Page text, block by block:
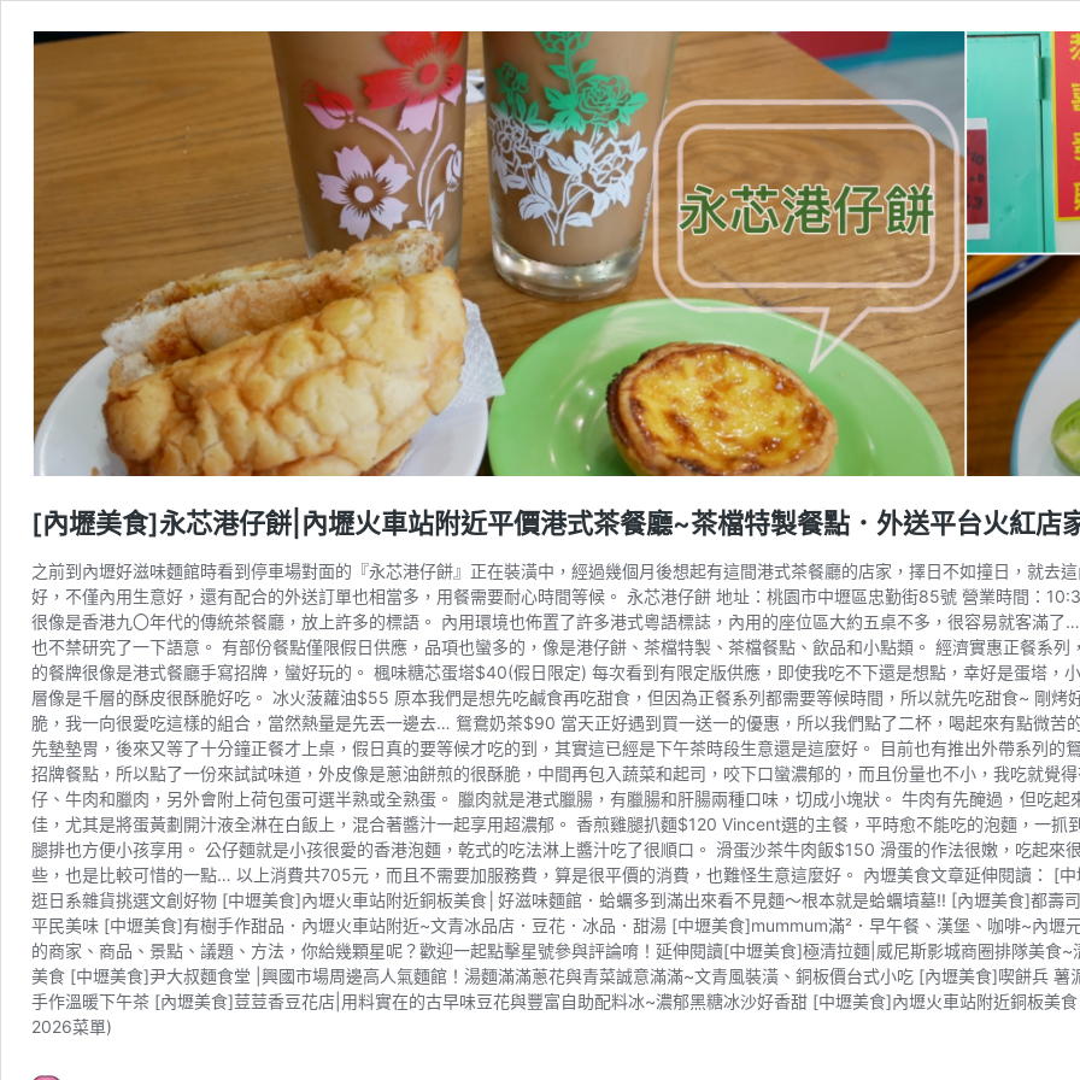
[內壢美食]永芯港仔餅|內壢火車站附近平價港式茶餐廳~茶檔特製餐點．外送平台火紅店
之前到內壢好滋味麵館時看到停車場對面的『永芯港仔餅』正在裝潢中，經過幾個月後想起有這間港式茶餐廳的店家，擇日不如撞日，就去
好，不僅內用生意好，還有配合的外送訂單也相當多，用餐需要耐心時間等候。 永芯港仔餅 地址：桃園市中壢區忠勤街85號 營業時間：
很像是香港九〇年代的傳統茶餐廳，放上許多的標語。 內用環境也佈置了許多港式粵語標誌，內用的座位區大約五桌不多，很容易就客滿
也不禁研究了一下語意。 有部份餐點僅限假日供應，品項也蠻多的，像是港仔餅、茶檔特製、茶檔餐點、飲品和小點類。 經濟實惠正餐系
的餐牌很像是港式餐廳手寫招牌，蠻好玩的。 楓味糖芯蛋塔$40(假日限定) 每次看到有限定版供應，即使我吃不下還是想點，幸好是蛋塔，
層像是千層的酥皮很酥脆好吃。 冰火菠蘿油$55 原本我們是想先吃鹹食再吃甜食，但因為正餐系列都需要等候時間，所以就先吃甜食~ 剛
脆，我一向很愛吃這樣的組合，當然熱量是先丟一邊去… 鴛鴦奶茶$90 當天正好遇到買一送一的優惠，所以我們點了二杯，喝起來有點微苦
先墊墊胃，後來又等了十分鐘正餐才上桌，假日真的要等候才吃的到，其實這已經是下午茶時段生意還是這麼好。 目前也有推出外帶系列
招牌餐點，所以點了一份來試試味道，外皮像是蔥油餅煎的很酥脆，中間再包入蔬菜和起司，咬下口蠻濃郁的，而且份量也不小，我吃就覺
仔、牛肉和臘肉，另外會附上荷包蛋可選半熟或全熟蛋。 臘肉就是港式臘腸，有臘腸和肝腸兩種口味，切成小塊狀。 牛肉有先醃過，但吃
佳，尤其是將蛋黃劃開汁液全淋在白飯上，混合著醬汁一起享用超濃郁。 香煎雞腿扒麵$120 Vincent選的主餐，平時愈不能吃的泡麵，一
腿排也方便小孩享用。 公仔麵就是小孩很愛的香港泡麵，乾式的吃法淋上醬汁吃了很順口。 滑蛋沙茶牛肉飯$150 滑蛋的作法很嫩，吃起
些，也是比較可惜的一點… 以上消費共705元，而且不需要加服務費，算是很平價的消費，也難怪生意這麼好。 內壢美食文章延伸閱讀： [
逛日系雜貨挑選文創好物 [中壢美食]內壢火車站附近銅板美食│好滋味麵館．蛤蠣多到滿出來看不見麵～根本就是蛤蠣墳墓!! [內壢美食]都壽
平民美味 [中壢美食]有樹手作甜品．內壢火車站附近~文青冰品店．豆花．冰品．甜湯 [中壢美食]mummum滿²．早午餐、漢堡、咖啡~內
的商家、商品、景點、議題、方法，你給幾顆星呢？歡迎一起點擊星號參與評論唷！延伸閱讀[中壢美食]極清拉麵|威尼斯影城商圈排隊美食
美食 [中壢美食]尹大叔麵食堂 |興國市場周邊高人氣麵館！湯麵滿滿蔥花與青菜誠意滿滿~文青風裝潢、銅板價台式小吃 [內壢美食]喫餅兵
手作溫暖下午茶 [內壢美食]荳荳香豆花店|用料實在的古早味豆花與豐富自助配料冰~濃郁黑糖冰沙好香甜 [中壢美食]內壢火車站附近銅板美
2026菜單)